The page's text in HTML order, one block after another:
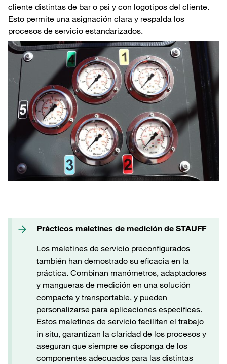
cliente distintas de bar o psi y con logotipos del cliente.
Esto permite una asignación clara y respalda los
procesos de servicio estandarizados.
Prácticos maletines de medición de STAUFF
Los maletines de servicio preconfigurados
también han demostrado su eficacia en la
práctica. Combinan manómetros, adaptadores
y mangueras de medición en una solución
compacta y transportable, y pueden
personalizarse para aplicaciones específicas.
Estos maletines de servicio facilitan el trabajo
in situ, garantizan la claridad de los procesos y
aseguran que siempre se disponga de los
componentes adecuados para las distintas